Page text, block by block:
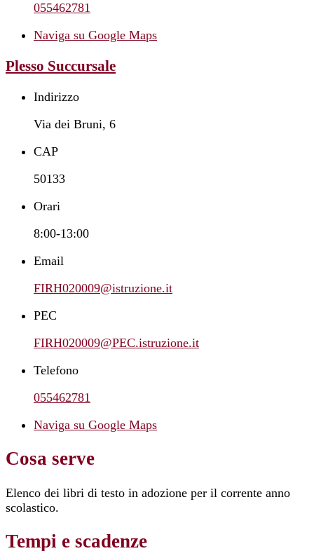
055462781
Naviga su Google Maps
Plesso Succursale
Indirizzo
Via dei Bruni, 6
CAP
50133
Orari
8:00-13:00
Email
FIRH020009@istruzione.it
PEC
FIRH020009@PEC.istruzione.it
Telefono
055462781
Naviga su Google Maps
Cosa serve
Elenco dei libri di testo in adozione per il corrente anno
scolastico.
Tempi e scadenze